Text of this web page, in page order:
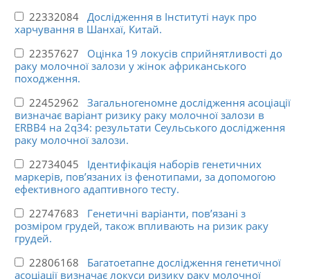
22332084 Дослідження в Інституті наук про
харчування в Шанхаї, Китай.
22357627 Оцінка 19 локусів сприйнятливості до
раку молочної залози у жінок африканського
походження.
22452962 Загальногеномне дослідження асоціації
визначає варіант ризику раку молочної залози в
ERBB4 на 2q34: результати Сеульського дослідження
раку молочної залози.
22734045 Ідентифікація наборів генетичних
маркерів, пов’язаних із фенотипами, за допомогою
ефективного адаптивного тесту.
22747683 Генетичні варіанти, пов’язані з
розміром грудей, також впливають на ризик раку
грудей.
22806168 Багатоетапне дослідження генетичної
асоціації визначає локуси ризику раку молочної